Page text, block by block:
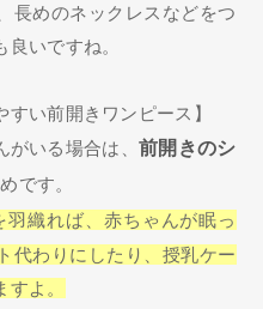
長めのネックレスなどをつ
いですね。
い前開きワンピース】
がいる場合は、前開きのシ
です。
羽織れば、赤ちゃんが眠っ
代わりにしたり、授乳ケー
よ。